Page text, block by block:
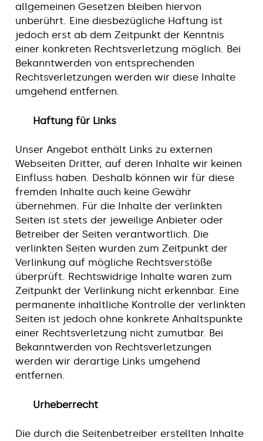
allgemeinen Gesetzen bleiben hiervon
unberührt. Eine diesbezügliche Haftung ist
jedoch erst ab dem Zeitpunkt der Kenntnis
einer konkreten Rechtsverletzung möglich. Bei
Bekanntwerden von entsprechenden
Rechtsverletzungen werden wir diese Inhalte
umgehend entfernen.
Haftung für Links
Unser Angebot enthält Links zu externen
Webseiten Dritter, auf deren Inhalte wir keinen
Einfluss haben. Deshalb können wir für diese
fremden Inhalte auch keine Gewähr
übernehmen. Für die Inhalte der verlinkten
Seiten ist stets der jeweilige Anbieter oder
Betreiber der Seiten verantwortlich. Die
verlinkten Seiten wurden zum Zeitpunkt der
Verlinkung auf mögliche Rechtsverstöße
überprüft. Rechtswidrige Inhalte waren zum
Zeitpunkt der Verlinkung nicht erkennbar. Eine
permanente inhaltliche Kontrolle der verlinkten
Seiten ist jedoch ohne konkrete Anhaltspunkte
einer Rechtsverletzung nicht zumutbar. Bei
Bekanntwerden von Rechtsverletzungen
werden wir derartige Links umgehend
entfernen.
Urheberrecht
Die durch die Seitenbetreiber erstellten Inhalte